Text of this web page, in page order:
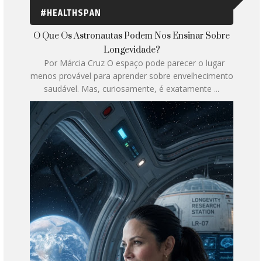
#HEALTHSPAN
O Que Os Astronautas Podem Nos Ensinar Sobre
Longevidade?
Por Márcia Cruz O espaço pode parecer o lugar
menos provável para aprender sobre envelhecimento
saudável. Mas, curiosamente, é exatamente ...